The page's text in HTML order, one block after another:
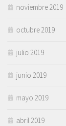
noviembre 2019
octubre 2019
julio 2019
junio 2019
mayo 2019
abril 2019